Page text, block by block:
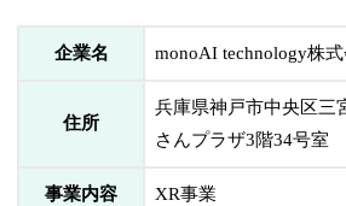
企業名 monoAI technology株
住所
兵庫県神戸市中央区三
さんプラザ3階34号室
事業内容 XR事業